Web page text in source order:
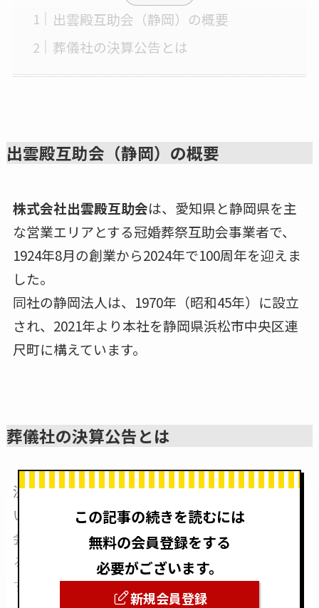
出雲殿互助会（静岡）の概要
葬儀社の決算公告とは
出雲殿互助会（静岡）の概要
株式会社出雲殿互助会は、愛知県と静岡県を主
な営業エリアとする冠婚葬祭互助会事業者で、
1924年8月の創業から2024年で100周年を迎えま
した。
同社の静岡法人は、1970年（昭和45年）に設立
され、2021年より本社を静岡県浜松市中央区連
尺町に構えています。
葬儀社の決算公告とは
決算公告資料はその会社が健全な経営を行って
いるかを確認できる計算書類となります。株式
会社は定時株主総会の後に貸借対照表を公告す
る義務があり、その行為を決算公告といいま
す。
この記事の続きを読むには
無料の会員登録をする
必要がございます。
新規会員登録